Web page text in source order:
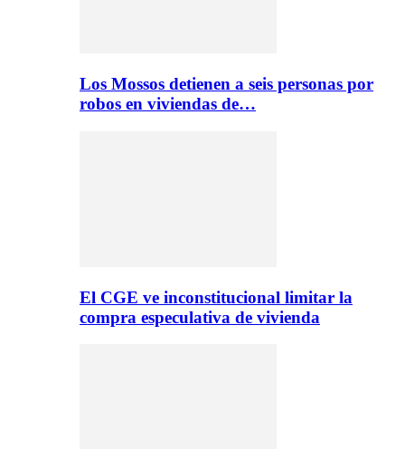
Los Mossos detienen a seis personas por
robos en viviendas de…
El CGE ve inconstitucional limitar la
compra especulativa de vivienda